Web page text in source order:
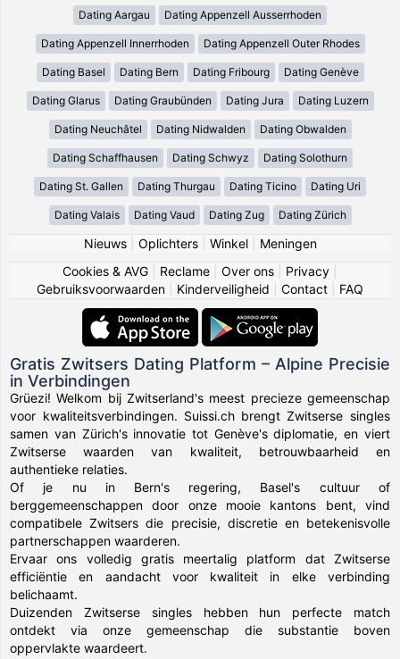
Dating Aargau Dating Appenzell Ausserrhoden
Dating Appenzell Innerrhoden Dating Appenzell Outer Rhodes
Dating Basel Dating Bern Dating Fribourg Dating Genève
Dating Glarus Dating Graubünden Dating Jura Dating Luzern
Dating Neuchâtel Dating Nidwalden Dating Obwalden
Dating Schaffhausen Dating Schwyz Dating Solothurn
Dating St. Gallen Dating Thurgau Dating Ticino Dating Uri
Dating Valais Dating Vaud Dating Zug Dating Zürich
Nieuws| Oplichters| Winkel| Meningen
Cookies & AVG
Reclame Over ons Privacy
Gebruiksvoorwaarden
Kinderveiligheid Contact FAQ
Gratis Zwitsers Dating Platform – Alpine Precisie
in Verbindingen
Grüezi! Welkom bij Zwitserland's meest precieze gemeenschap
voor kwaliteitsverbindingen. Suissi.ch brengt Zwitserse singles
samen van Zürich's innovatie tot Genève's diplomatie, en viert
Zwitserse waarden van kwaliteit, betrouwbaarheid en
authentieke relaties.
Of je nu in Bern's regering, Basel's cultuur of
berggemeenschappen door onze mooie kantons bent, vind
compatibele Zwitsers die precisie, discretie en betekenisvolle
partnerschappen waarderen.
Ervaar ons volledig gratis meertalig platform dat Zwitserse
efficiëntie en aandacht voor kwaliteit in elke verbinding
belichaamt.
Duizenden Zwitserse singles hebben hun perfecte match
ontdekt via onze gemeenschap die substantie boven
oppervlakte waardeert.